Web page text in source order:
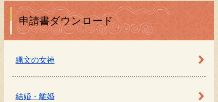
申請書ダウンロード
縄文の女神
結婚・離婚